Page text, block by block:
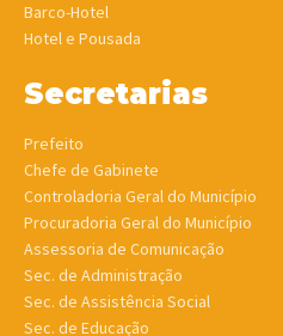
Barco-Hotel
Hotel e Pousada
Secretarias
Prefeito
Chefe de Gabinete
Controladoria Geral do Município
Procuradoria Geral do Município
Assessoria de Comunicação
Sec. de Administração
Sec. de Assistência Social
Sec. de Educação